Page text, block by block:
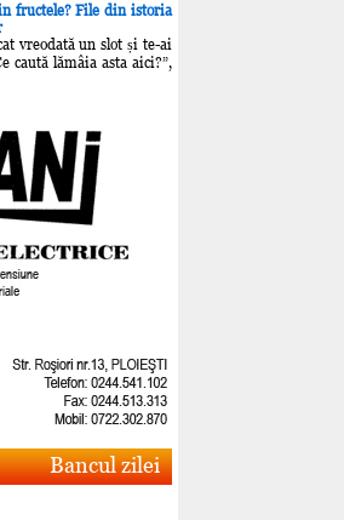
fructele? File din istoria
vreodată un slot și te-ai
caută lămâia asta aici?”,
Bancul zilei